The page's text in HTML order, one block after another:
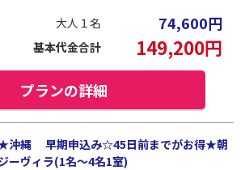
大人１名 74,600円
基本代金合計 149,200円
プランの詳細
★沖縄 早期申込み☆45日前までがお得★朝
ーヴィラ(1名～4名1室)